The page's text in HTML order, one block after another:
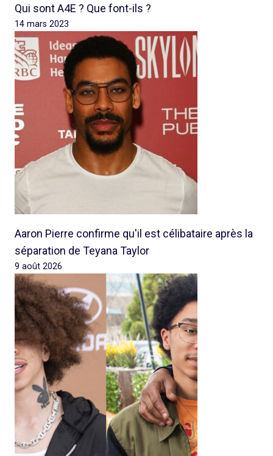
Qui sont A4E ? Que font-ils ?
14 mars 2023
Aaron Pierre confirme qu'il est célibataire après la
séparation de Teyana Taylor
9 août 2026